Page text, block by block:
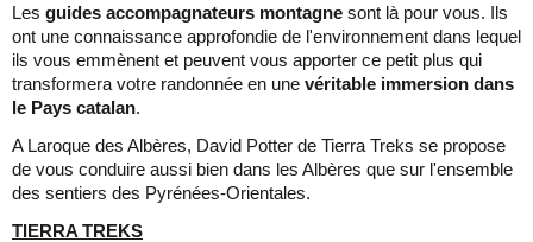
Les guides accompagnateurs montagne sont là pour vous. Ils
ont une connaissance approfondie de l'environnement dans lequel
ils vous emmènent et peuvent vous apporter ce petit plus qui
transformera votre randonnée en une véritable immersion dans
le Pays catalan.
A Laroque des Albères, David Potter de Tierra Treks se propose
de vous conduire aussi bien dans les Albères que sur l'ensemble
des sentiers des Pyrénées-Orientales.
TIERRA TREKS